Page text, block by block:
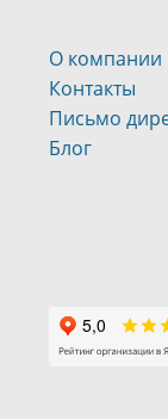
О компании
Контакты
Письмо
Блог